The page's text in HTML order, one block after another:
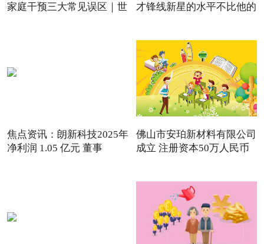
家庭干预三大常见误区｜世
才锋线新星的水平不比他的
焦点资讯：朗新科技2025年
净利润 1.05 亿元 董事
佛山市安珀新材料有限公司
成立 注册资本50万人民币